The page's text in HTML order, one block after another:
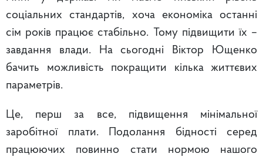
соціальних стандартів, хоча економіка останні
сім років працює стабільно. Тому підвищити їх –
завдання влади. На сьогодні Віктор Ющенко
бачить можливість покращити кілька життєвих
параметрів.
Це, перш за все, підвищення мінімальної
заробітної плати. Подолання бідності серед
працюючих повинно стати нормою нашого